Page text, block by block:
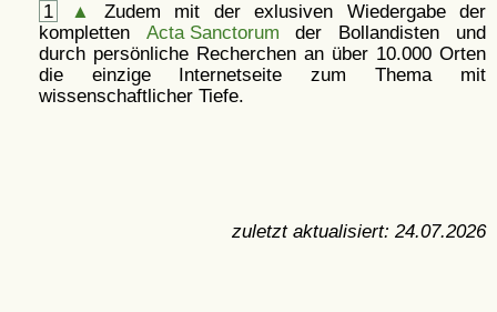
1 ▲
Zudem mit der exlusiven Wiedergabe der
kompletten Acta Sanctorum der Bollandisten und
durch persönliche Recherchen an über 10.000 Orten
die einzige Internetseite zum Thema mit
wissenschaftlicher Tiefe.
zuletzt aktualisiert: 24.07.2026